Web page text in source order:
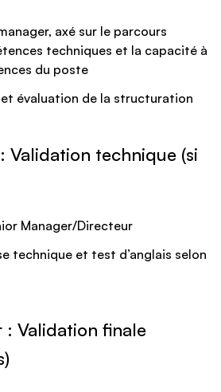
axé sur le parcours
techniques et la capacité à
du poste
et évaluation de la structuration
Validation technique (si
Manager/Directeur
technique et test d’anglais selon
Validation finale